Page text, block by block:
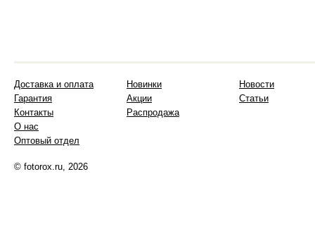
Доставка и оплата
Гарантия
Контакты
О нас
Оптовый отдел
Новинки
Акции
Распродажа
Новости
Статьи
© fotorox.ru, 2026